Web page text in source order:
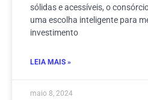
sólidas e acessíveis, o
uma escolha inteligente para
investimento
LEIA MAIS »
maio 8, 2024